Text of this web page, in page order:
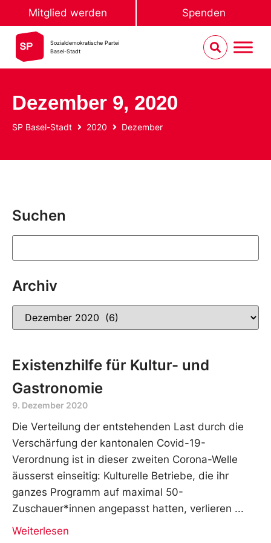
Mitglied werden Spenden
Sozialdemokratische Partei
Basel-Stadt
Dezember 9, 2020
SP Basel-Stadt 2020 Dezember
Suchen
Archiv
Existenzhilfe für Kultur- und
Gastronomie
9. Dezember 2020
Die Verteilung der entstehenden Last durch die
Verschärfung der kantonalen Covid-19-
Verordnung ist in dieser zweiten Corona-Welle
äusserst einseitig: Kulturelle Betriebe, die ihr
ganzes Programm auf maximal 50-
Zuschauer*innen angepasst hatten, verlieren
Weiterlesen